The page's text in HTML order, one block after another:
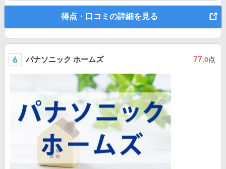
得点・口コミの詳細を見る
パナソニック ホームズ 77.0点